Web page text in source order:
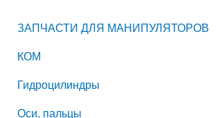
ЗАПЧАСТИ ДЛЯ МАНИПУЛЯТОРОВ
КОМ
Гидроцилиндры
Оси, пальцы